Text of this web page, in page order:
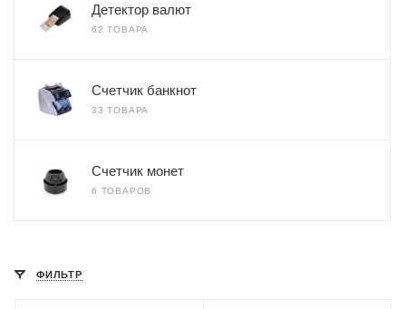
Детектор валют
62 ТОВАРА
Счетчик банкнот
33 ТОВАРА
Счетчик монет
6 ТОВАРОВ
ФИЛЬТР